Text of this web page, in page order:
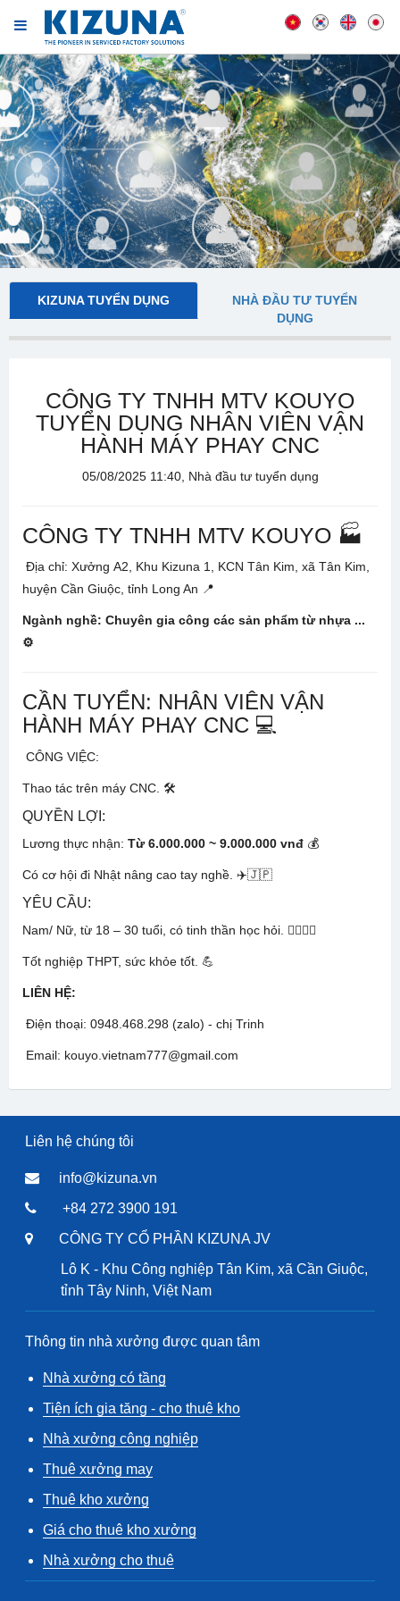
KIZUNA TUYỂN DỤNG
NHÀ ĐẦU TƯ TUYỂN
DỤNG
CÔNG TY TNHH MTV KOUYO
TUYỂN DỤNG NHÂN VIÊN VẬN
HÀNH MÁY PHAY CNC
05/08/2025 11:40, Nhà đầu tư tuyển dụng
CÔNG TY TNHH MTV KOUYO 🏭
Địa chỉ: Xưởng A2, Khu Kizuna 1, KCN Tân Kim, xã Tân Kim,
huyện Cần Giuộc, tỉnh Long An 📍
Ngành nghề: Chuyên gia công các sản phẩm từ nhựa ...
⚙️
CẦN TUYỂN: NHÂN VIÊN VẬN
HÀNH MÁY PHAY CNC 💻
CÔNG VIỆC:
Thao tác trên máy CNC. 🛠️
QUYỀN LỢI:
Lương thực nhận: Từ 6.000.000 ~ 9.000.000 vnđ 💰
Có cơ hội đi Nhật nâng cao tay nghề. ✈️🇯🇵
YÊU CẦU:
Nam/ Nữ, từ 18 – 30 tuổi, có tinh thần học hỏi. 🙋‍♂️🙋‍♀️
Tốt nghiệp THPT, sức khỏe tốt. 💪
LIÊN HỆ:
Điện thoại: 0948.468.298 (zalo) - chị Trinh
Email: kouyo.vietnam777@gmail.com
Liên hệ chúng tôi
info@kizuna.vn
+84 272 3900 191
CÔNG TY CỔ PHẦN KIZUNA JV
Lô K - Khu Công nghiệp Tân Kim, xã Cần Giuộc,
tỉnh Tây Ninh, Việt Nam
Thông tin nhà xưởng được quan tâm
Nhà xưởng có tầng
Tiện ích gia tăng - cho thuê kho
Nhà xưởng công nghiệp
Thuê xưởng may
Thuê kho xưởng
Giá cho thuê kho xưởng
Nhà xưởng cho thuê